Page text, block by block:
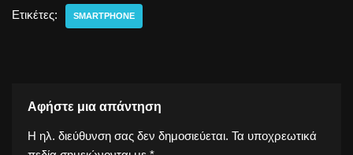
Ετικέτες: SMARTPHONE
Αφήστε μια απάντηση
Η ηλ. διεύθυνση σας δεν δημοσιεύεται. Τα υποχρεωτικά